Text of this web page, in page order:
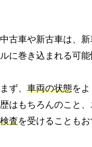
中古車や新古車は、
ルに巻き込まれる可
まず、 車両の状態を
歴はもちろんのこと
検査を受けることもお